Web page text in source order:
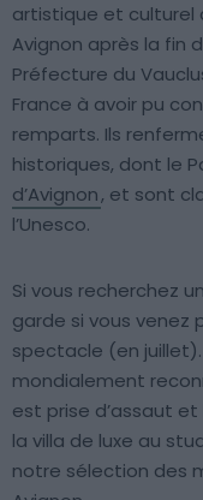
artistique et culturel
Avignon après la fin
Préfecture du
France à avoir pu
remparts. Ils
historiques, dont le
d’Avignon, et sont
l’Unesco.
Si vous recherchez
garde si vous venez
spectacle (en
mondialement
est prise d’assaut
la villa de luxe au
notre sélection des